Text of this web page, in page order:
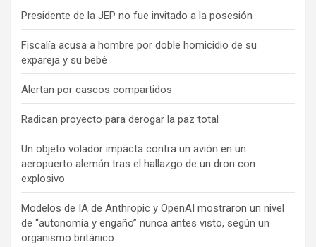
Presidente de la JEP no fue invitado a la posesión
Fiscalía acusa a hombre por doble homicidio de su
expareja y su bebé
Alertan por cascos compartidos
Radican proyecto para derogar la paz total
Un objeto volador impacta contra un avión en un
aeropuerto alemán tras el hallazgo de un dron con
explosivo
Modelos de IA de Anthropic y OpenAI mostraron un nivel
de “autonomía y engaño” nunca antes visto, según un
organismo británico